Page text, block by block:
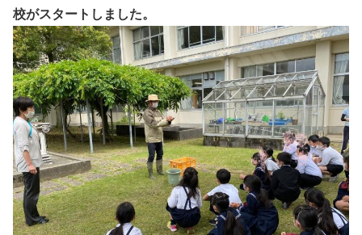
校がスタートしました。